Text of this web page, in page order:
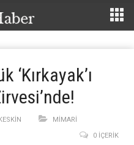
‘Kırkayak’ı
MİMARİ
0 İÇERIK